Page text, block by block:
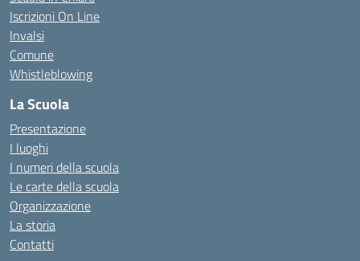
Iscrizioni On Line
Invalsi
Comune
Whistleblowing
La Scuola
Presentazione
I luoghi
I numeri della scuola
Le carte della scuola
Organizzazione
La storia
Contatti